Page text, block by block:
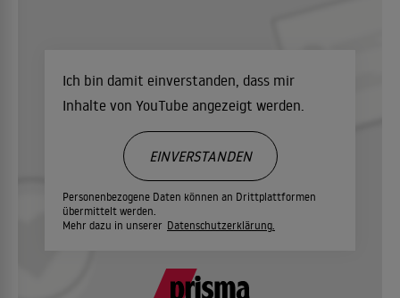
Ich bin damit einverstanden, dass mir
Inhalte von YouTube angezeigt werden.
Personenbezogene Daten können an Drittplattformen
übermittelt werden.
Mehr dazu in unserer Datenschutzerklärung.
EINVERSTANDEN